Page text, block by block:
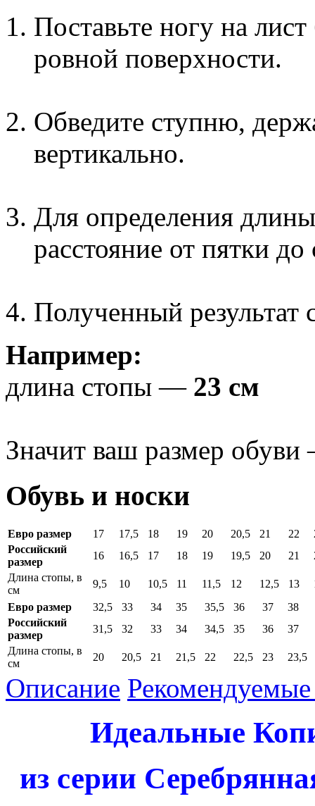
Поставьте ногу на
ровной поверхности.
Обведите ступню,
вертикально.
Для определения
расстояние от пятки
Полученный результат
Например:
длина стопы — 23 см
Значит ваш размер
Обувь и носки
Евро размер 17 17,5 18 19 20 20,5 21 22
Российский
размер
16 16,5 17 18 19 19,5 20 21
Длина стопы, в
см
9,5 10 10,5 11 11,5 12 12,5 13
Евро размер
32,5 33 34 35 35,5 36 37
38
Российский
размер
31,5 32 33 34 34,5 35 36
37
Длина стопы, в
см
20 20,5 21 21,5 22 22,5 23 23,5
Описание
Идеальные
из серии